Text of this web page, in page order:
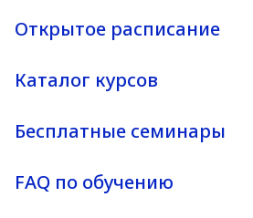
Открытое расписание
Каталог курсов
Бесплатные семинары
FAQ по обучению